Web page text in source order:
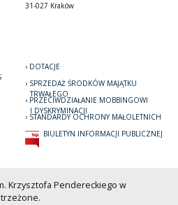
31-027 Kraków
DOTACJE
SPRZEDAŻ ŚRODKÓW MAJĄTKU
TRWAŁEGO
PRZECIWDZIAŁANIE MOBBINGOWI
I DYSKRYMINACJI
STANDARDY OCHRONY MAŁOLETNICH
BIULETYN INFORMACJI PUBLICZNEJ
Krzysztofa Pendereckiego w